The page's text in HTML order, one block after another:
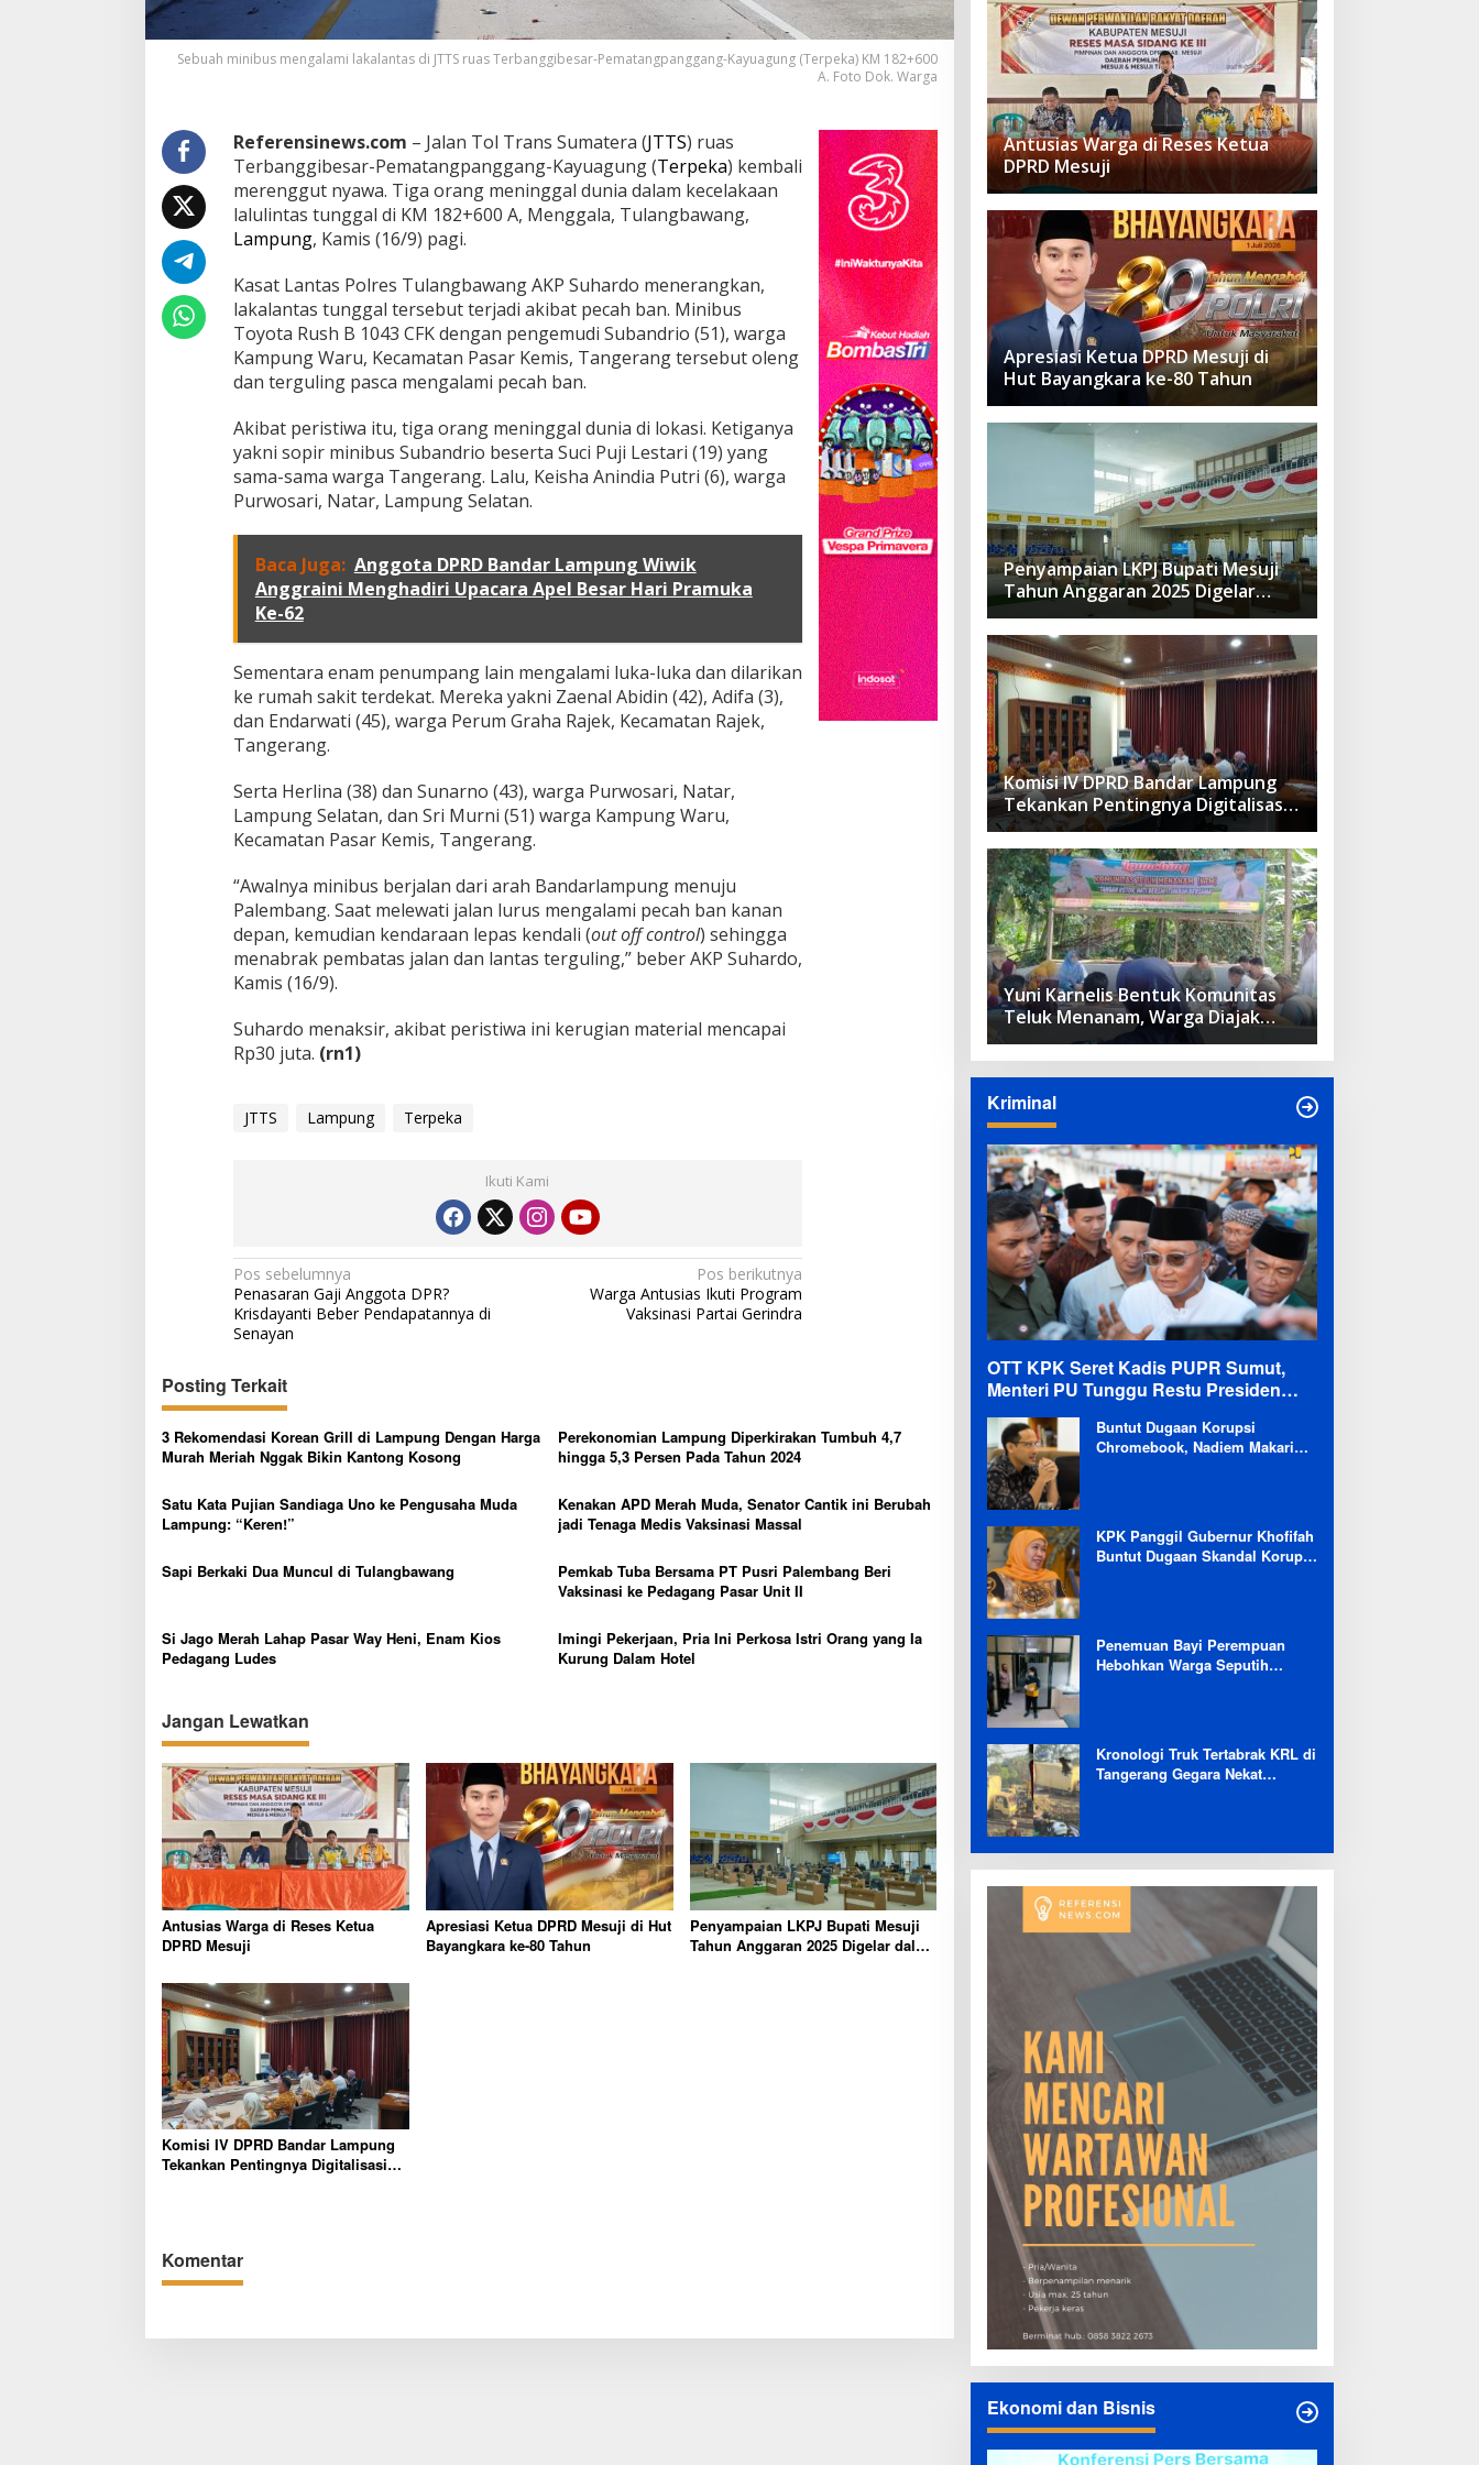
a
Sebuah minibus mengalami lakalantas di JTTS ruas Terbanggibesar-Pematangpanggang-Kayuagung (Terpeka) KM 182+600
A. Foto Dok. Warga
Referensinews.com – Jalan Tol Trans Sumatera (JTTS) ruas
Terbanggibesar-Pematangpanggang-Kayuagung (Terpeka) kembali
merenggut nyawa. Tiga orang meninggal dunia dalam kecelakaan
lalulintas tunggal di KM 182+600 A, Menggala, Tulangbawang,
Lampung, Kamis (16/9) pagi.
Kasat Lantas Polres Tulangbawang AKP Suhardo menerangkan,
lakalantas tunggal tersebut terjadi akibat pecah ban. Minibus
Toyota Rush B 1043 CFK dengan pengemudi Subandrio (51), warga
Kampung Waru, Kecamatan Pasar Kemis, Tangerang tersebut oleng
dan terguling pasca mengalami pecah ban.
Akibat peristiwa itu, tiga orang meninggal dunia di lokasi. Ketiganya
yakni sopir minibus Subandrio beserta Suci Puji Lestari (19) yang
sama-sama warga Tangerang. Lalu, Keisha Anindia Putri (6), warga
Purwosari, Natar, Lampung Selatan.
Baca Juga: Anggota DPRD Bandar Lampung Wiwik
Anggraini Menghadiri Upacara Apel Besar Hari Pramuka
Ke-62
Sementara enam penumpang lain mengalami luka-luka dan dilarikan
ke rumah sakit terdekat. Mereka yakni Zaenal Abidin (42), Adifa (3),
dan Endarwati (45), warga Perum Graha Rajek, Kecamatan Rajek,
Tangerang.
Serta Herlina (38) dan Sunarno (43), warga Purwosari, Natar,
Lampung Selatan, dan Sri Murni (51) warga Kampung Waru,
Kecamatan Pasar Kemis, Tangerang.
“Awalnya minibus berjalan dari arah Bandarlampung menuju
Palembang. Saat melewati jalan lurus mengalami pecah ban kanan
depan, kemudian kendaraan lepas kendali (out off control) sehingga
menabrak pembatas jalan dan lantas terguling,” beber AKP Suhardo,
Kamis (16/9).
Suhardo menaksir, akibat peristiwa ini kerugian material mencapai
Rp30 juta. (rn1)
JTTS Lampung Terpeka
Ikuti Kami
N
a
v
i
g
a
s
i
p
o
s
Pos sebelumnya
Penasaran Gaji Anggota DPR?
Krisdayanti Beber Pendapatannya di
Senayan
Pos berikutnya
Warga Antusias Ikuti Program
Vaksinasi Partai Gerindra
Posting Terkait
3 Rekomendasi Korean Grill di Lampung Dengan Harga
Murah Meriah Nggak Bikin Kantong Kosong
Perekonomian Lampung Diperkirakan Tumbuh 4,7
hingga 5,3 Persen Pada Tahun 2024
Satu Kata Pujian Sandiaga Uno ke Pengusaha Muda
Lampung: “Keren!”
Kenakan APD Merah Muda, Senator Cantik ini Berubah
jadi Tenaga Medis Vaksinasi Massal
Sapi Berkaki Dua Muncul di Tulangbawang
Pemkab Tuba Bersama PT Pusri Palembang Beri
Vaksinasi ke Pedagang Pasar Unit II
Si Jago Merah Lahap Pasar Way Heni, Enam Kios
Pedagang Ludes
Imingi Pekerjaan, Pria Ini Perkosa Istri Orang yang Ia
Kurung Dalam Hotel
Jangan Lewatkan
Antusias Warga di Reses Ketua
DPRD Mesuji
Apresiasi Ketua DPRD Mesuji di Hut
Bayangkara ke-80 Tahun
Penyampaian LKPJ Bupati Mesuji
Tahun Anggaran 2025 Digelar dalam
Komisi IV DPRD Bandar Lampung
Tekankan Pentingnya Digitalisasi
Komentar
Antusias Warga di Reses Ketua
DPRD Mesuji
Apresiasi Ketua DPRD Mesuji di
Hut Bayangkara ke-80 Tahun
Penyampaian LKPJ Bupati Mesuji
Tahun Anggaran 2025 Digelar
dalam Rapat Paripurna DPRD
Komisi IV DPRD Bandar Lampung
Tekankan Pentingnya Digitalisasi
Sekolah Dasar
Yuni Karnelis Bentuk Komunitas
Teluk Menanam, Warga Diajak
Hidupkan Budaya Tanam
Kriminal
OTT KPK Seret Kadis PUPR Sumut,
Menteri PU Tunggu Restu Presiden
Terkait Kemungkinan Evaluasi Besar
Buntut Dugaan Korupsi
Chromebook, Nadiem Makarim
KPK Panggil Gubernur Khofifah
Buntut Dugaan Skandal Korupsi
Penemuan Bayi Perempuan
Hebohkan Warga Seputih
Kronologi Truk Tertabrak KRL di
Tangerang Gegara Nekat
Ekonomi dan Bisnis